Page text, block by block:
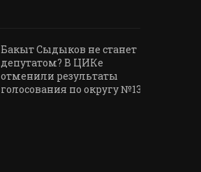
Бакыт Сыдыков не станет
депутатом? В ЦИКе
отменили результаты
голосования по округу №13